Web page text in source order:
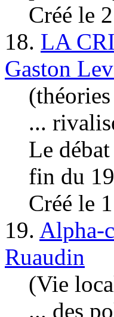
Créé le
18. LA
Gaston
...
Le
fin du
Créé le
19. Alpha-
Ruaudin
(Vie
... des